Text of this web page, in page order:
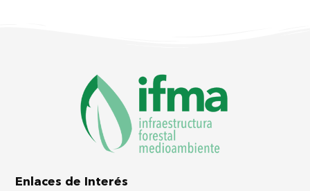
Enlaces de Interés